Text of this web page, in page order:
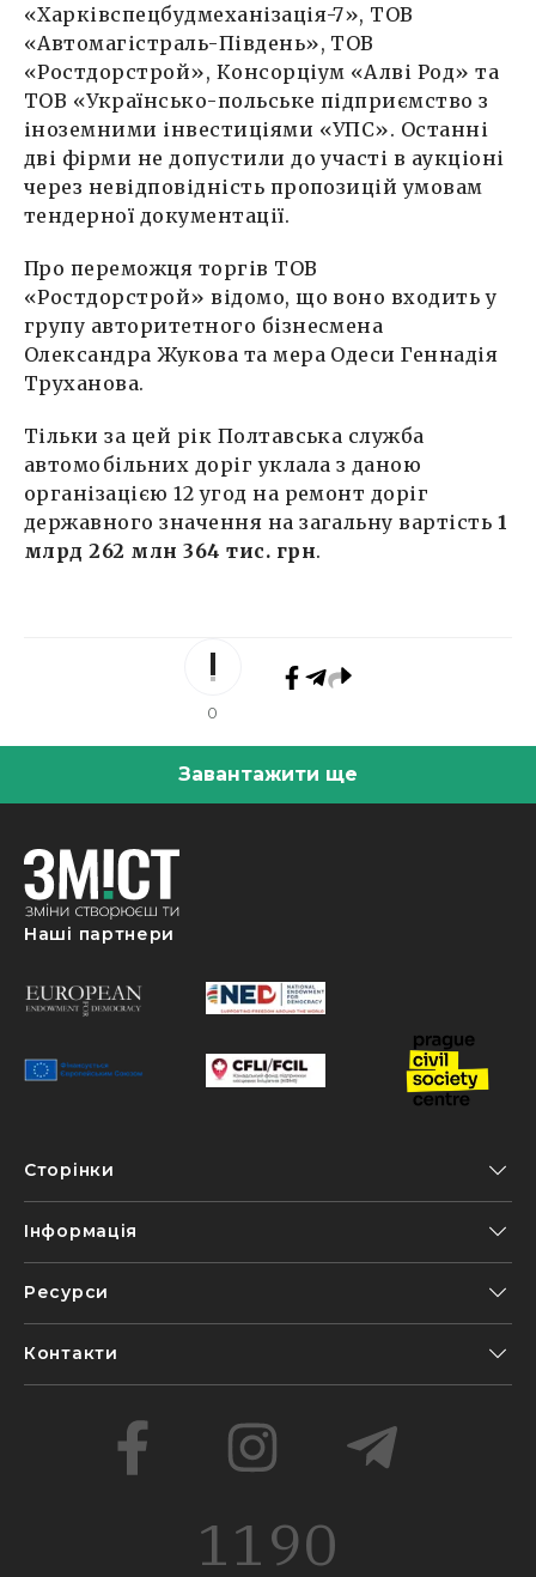
«Харківспецбудмеханізація-7», ТОВ
«Автомагістраль-Південь», ТОВ
«Ростдорстрой», Консорціум «Алві Род» та
ТОВ «Українсько-польське підприємство з
іноземними інвестиціями «УПС». Останні
дві фірми не допустили до участі в аукціоні
через невідповідність пропозицій умовам
тендерної документації.
Про переможця торгів ТОВ
«Ростдорстрой» відомо, що воно входить у
групу авторитетного бізнесмена
Олександра Жукова та мера Одеси Геннадія
Труханова.
Тільки за цей рік Полтавська служба
автомобільних доріг уклала з даною
організацією 12 угод на ремонт доріг
державного значення на загальну вартість 1
млрд 262 млн 364 тис. грн.
0
Завантажити ще
Наші партнери
Сторінки
Інформація
Ресурси
Контакти
1190